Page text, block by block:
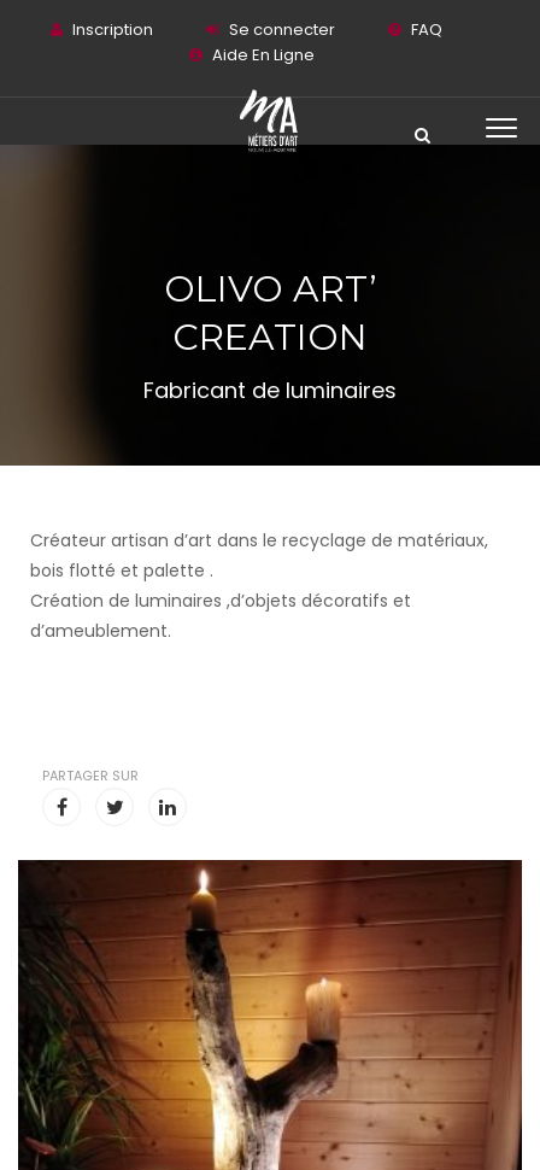
Inscription Se connecter
FAQ
Aide En Ligne
OLIVO ART’
CREATION
Fabricant de luminaires
Créateur artisan d’art dans le recyclage de matériaux,
bois flotté et palette .
Création de luminaires ,d’objets décoratifs et
d’ameublement.
PARTAGER SUR